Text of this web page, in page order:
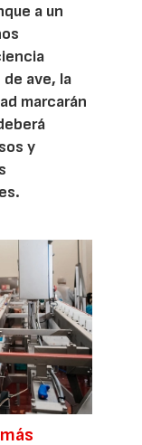
a un
ave, la
marcarán
y